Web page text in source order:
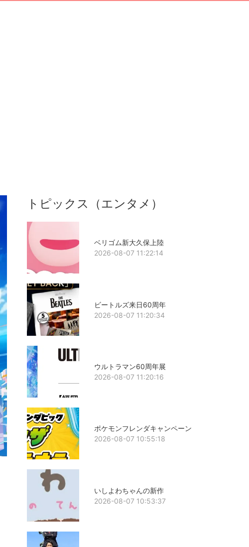
トピックス（エンタメ）
ベリゴム新大久保上陸
2026-08-07 11:22:14
ビートルズ来日60周年
2026-08-07 11:20:34
ウルトラマン60周年展
2026-08-07 11:20:16
ポケモンフレンダキャンペーン
2026-08-07 10:55:18
いしよわちゃんの新作
2026-08-07 10:53:37